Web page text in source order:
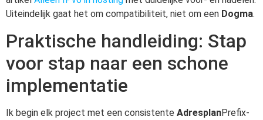
Uiteindelijk gaat het om compatibiliteit, niet om een Dogma.
Praktische handleiding: Stap
voor stap naar een schone
implementatie
Ik begin elk project met een consistente AdresplanPrefix-